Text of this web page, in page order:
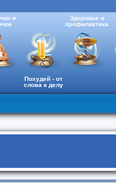
и
Здоровье и
профилактика
Похудей - от
слова к делу